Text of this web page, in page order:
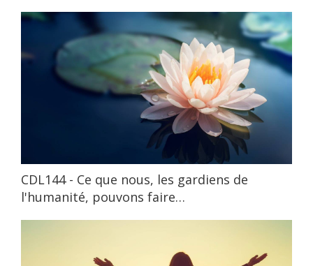
CDL144 - Ce que nous, les gardiens de
l'humanité, pouvons faire…